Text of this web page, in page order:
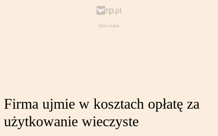
Firma ujmie w kosztach opłatę za
użytkowanie wieczyste